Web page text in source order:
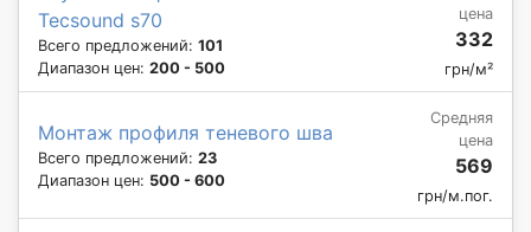
Tecsound s70
Всего предложений: 101
Диапазон цен: 200 - 500
цена
332
грн/м²
Монтаж профиля теневого шва
Всего предложений: 23
Диапазон цен: 500 - 600
Средняя
цена
569
грн/м.пог.